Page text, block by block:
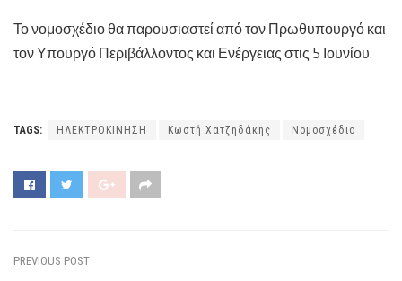
Το νομοσχέδιο θα παρουσιαστεί από τον Πρωθυπουργό και
τον Υπουργό Περιβάλλοντος και Ενέργειας στις 5 Ιουνίου.
TAGS: ΗΛΕΚΤΡΟΚΙΝΗΣΗ Κωστή Χατζηδάκης Νομοσχέδιο
PREVIOUS POST